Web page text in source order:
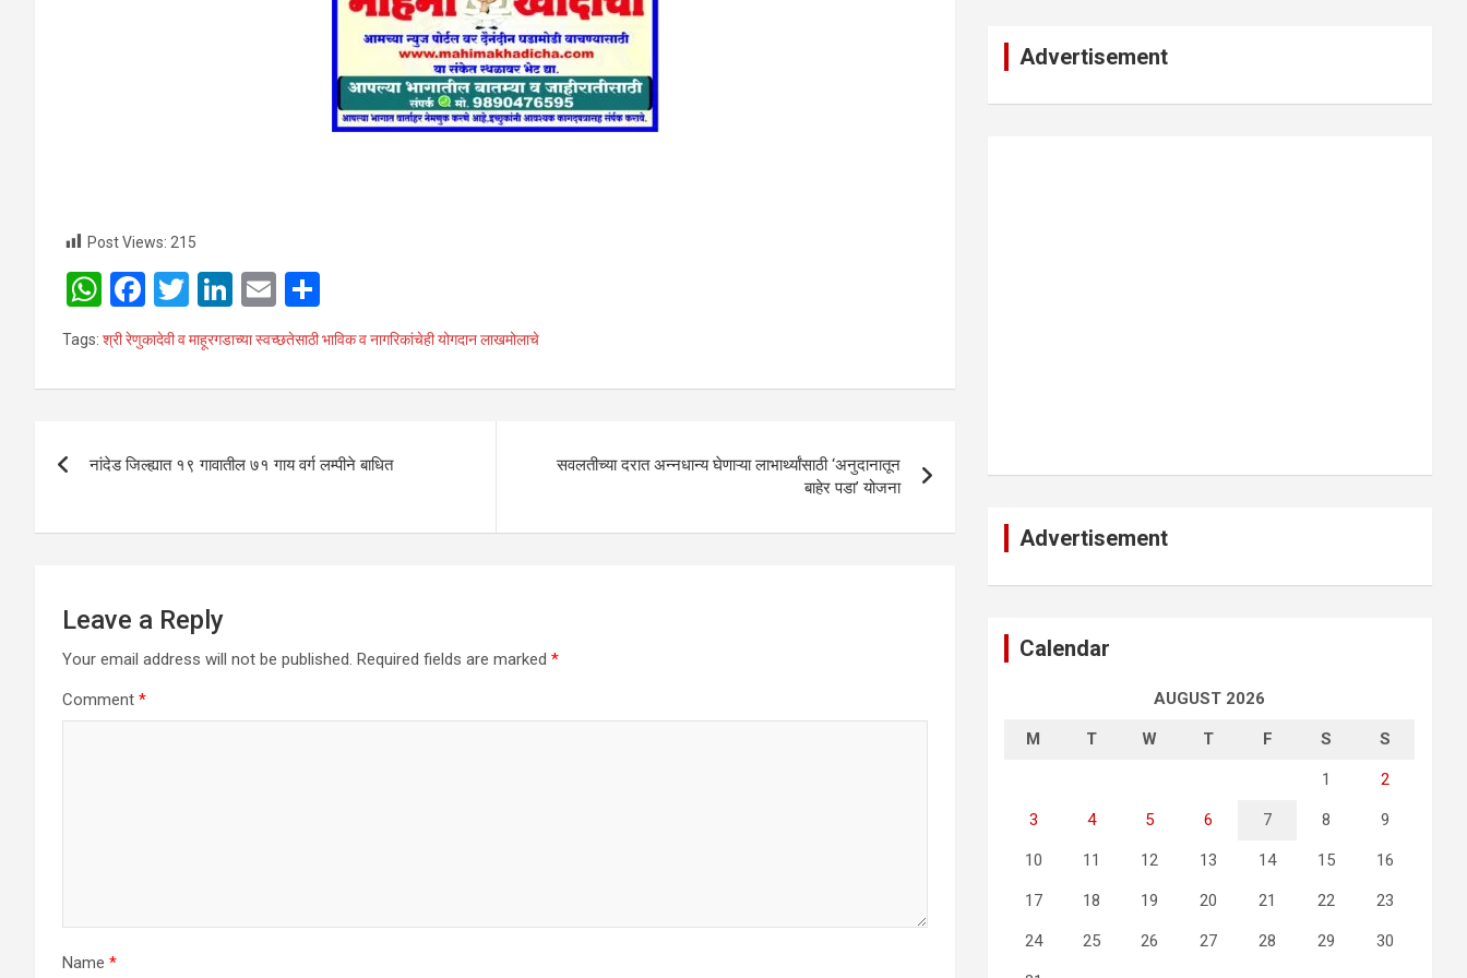
Post Views: 215
W
h
at
s
p
F
a
ce
b
o
T
wi
tt
er
Li
n
ke
dI
E
m
ail
h
ar
e
Tags: श्री रेणुकादेवी व माहूरगडाच्या स्वच्छतेसाठी भाविक व नागरिकांचेही योगदान लाखमोलाचे
navigation
नांदेड जिल्ह्यात १९ गावातील ७१ गाय वर्ग लम्पीने बाधित
सवलतीच्या दरात अन्नधान्य घेणाऱ्या लाभार्थ्यांसाठी ‘अनुदानातून
बाहेर पडा’ योजना
Leave a Reply
Your email address will not be published. Required fields are marked *
Comment *
Name *
Advertisement
Advertisement
Calendar
AUGUST 2026
M T W T F S S
1 2
3 4 5 6 7 8 9
10 11 12 13 14 15 16
17 18 19 20 21 22 23
24 25 26 27 28 29 30